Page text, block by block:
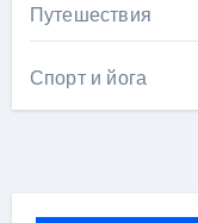
Путешествия
Спорт и йога